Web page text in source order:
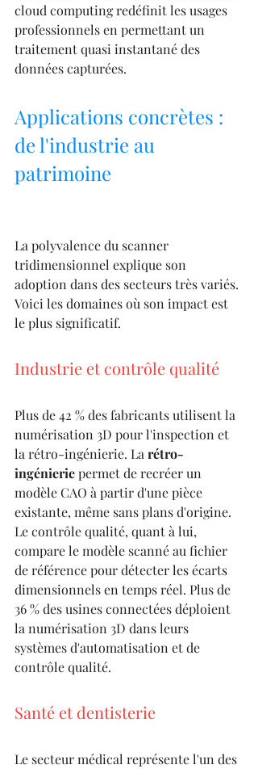
cloud computing redéfinit les usages
professionnels en permettant un
traitement quasi instantané des
données capturées.
Applications concrètes :
de l'industrie au
patrimoine
La polyvalence du scanner
tridimensionnel explique son
adoption dans des secteurs très variés.
Voici les domaines où son impact est
le plus significatif.
Industrie et contrôle qualité
Plus de 42 % des fabricants utilisent la
numérisation 3D pour l'inspection et
la rétro-ingénierie. La rétro-
ingénierie permet de recréer un
modèle CAO à partir d'une pièce
existante, même sans plans d'origine.
Le contrôle qualité, quant à lui,
compare le modèle scanné au fichier
de référence pour détecter les écarts
dimensionnels en temps réel. Plus de
36 % des usines connectées déploient
la numérisation 3D dans leurs
systèmes d'automatisation et de
contrôle qualité.
Santé et dentisterie
Le secteur médical représente l'un des